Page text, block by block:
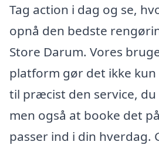
Tag action i dag og se,
opnå den bedste
Store Darum. Vores
platform gør det ikke
til præcist den service,
men også at booke det
passer ind i din hverdag.